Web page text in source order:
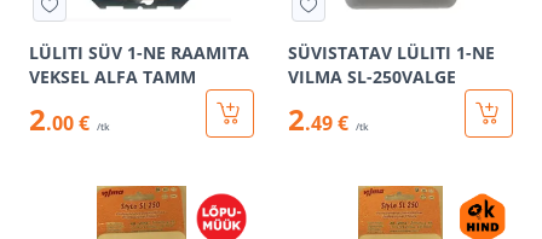
LÜLITI SÜV 1-NE RAAMITA
VEKSEL ALFA TAMM
2.00 € /tk
SÜVISTATAV LÜLITI 1-NE
VILMA SL-250VALGE
2.49 € /tk